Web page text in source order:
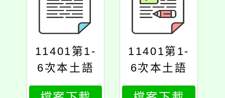
11401第1-
6次本土語
教學支援人
11401第1-
6次本土語
教學支援人